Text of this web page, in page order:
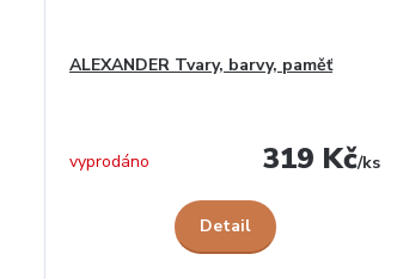
ALEXANDER Tvary, barvy, paměť
319 Kč/ks
vyprodáno
Detail